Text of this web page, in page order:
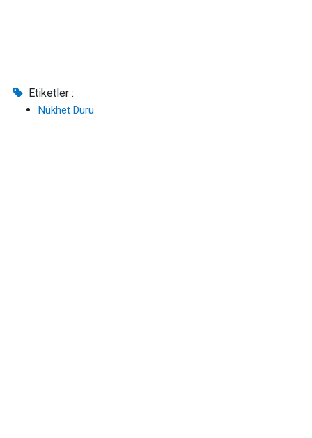
Etiketler :
Nükhet Duru